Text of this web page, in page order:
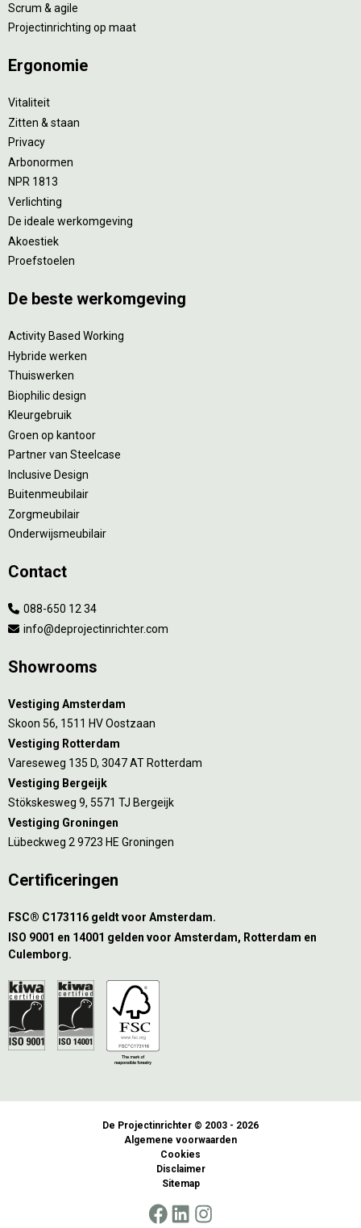
Scrum & agile
Projectinrichting op maat
Ergonomie
Vitaliteit
Zitten & staan
Privacy
Arbonormen
NPR 1813
Verlichting
De ideale werkomgeving
Akoestiek
Proefstoelen
De beste werkomgeving
Activity Based Working
Hybride werken
Thuiswerken
Biophilic design
Kleurgebruik
Groen op kantoor
Partner van Steelcase
Inclusive Design
Buitenmeubilair
Zorgmeubilair
Onderwijsmeubilair
Contact
088-650 12 34
info@deprojectinrichter.com
Showrooms
Vestiging Amsterdam
Skoon 56, 1511 HV Oostzaan
Vestiging Rotterdam
Vareseweg 135 D, 3047 AT Rotterdam
Vestiging Bergeijk
Stökskesweg 9, 5571 TJ Bergeijk
Vestiging Groningen
Lübeckweg 2 9723 HE Groningen
Certificeringen
FSC® C173116 geldt voor Amsterdam.
ISO 9001 en 14001 gelden voor Amsterdam, Rotterdam en
Culemborg.
De Projectinrichter © 2003 - 2026
Algemene voorwaarden
Cookies
Disclaimer
Sitemap